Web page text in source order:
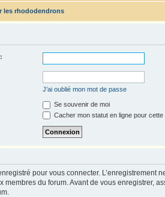
les rhododendrons
J’ai oublié mon mot de passe
Se souvenir de moi
Cacher mon statut en ligne pour
pour vous connecter.
membres du forum. Avant de vous enregistrer,